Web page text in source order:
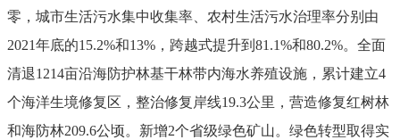
零，城市生活污水集中收集率、农村生活污水治理率分别由
2021年底的15.2%和13% ，跨越式提升到 81.1%和80.2%。全面
清退1214亩沿海防护林基干林带内海水养殖设施，累计建立4
个海洋生境修复区，整治修复岸线19.3公里，营造修复红树林
和海防林209.6公顷。新增2个省级绿色矿山。 绿色转型取得实